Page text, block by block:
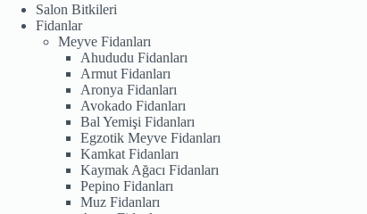
Salon Bitkileri
Fidanlar
Meyve Fidanları
Ahududu Fidanları
Armut Fidanları
Aronya Fidanları
Avokado Fidanları
Bal Yemişi Fidanları
Egzotik Meyve Fidanları
Kamkat Fidanları
Kaymak Ağacı Fidanları
Pepino Fidanları
Muz Fidanları